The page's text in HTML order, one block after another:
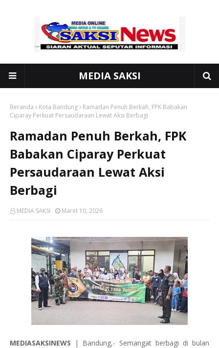
MEDIA SAKSI
Beranda Kota Bandung
Ramadan Penuh Berkah, FPK Babakan
Ciparay Perkuat Persaudaraan Lewat Aksi Berbagi
Ramadan Penuh Berkah, FPK
Babakan Ciparay Perkuat
Persaudaraan Lewat Aksi
Berbagi
MEDIA SAKSI Maret 10, 2026
MEDIASAKSINEWS | Bandung,- Semangat berbagi di bulan